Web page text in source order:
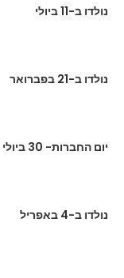
נולדו ב-11 ביולי
נולדו ב-21 בפברואר
יום החברות- 30 ביולי
נולדו ב-4 באפריל